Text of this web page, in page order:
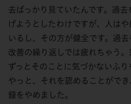
去ばっかり見ていたんです。過
げようとしたわけですが、人は
いるし、その方が健全です。過
改善の繰り返しでは疲れちゃう。
ずっとそのことに気づかないふり
やっと、それを認めることがで
録をやめました。